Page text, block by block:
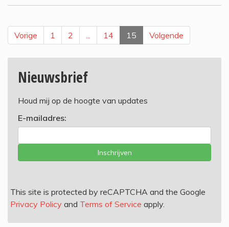
Vorige 1 2 ... 14 15 Volgende
Nieuwsbrief
Houd mij op de hoogte van updates
E-mailadres:
Inschrijven
This site is protected by reCAPTCHA and the Google
Privacy Policy and Terms of Service apply.